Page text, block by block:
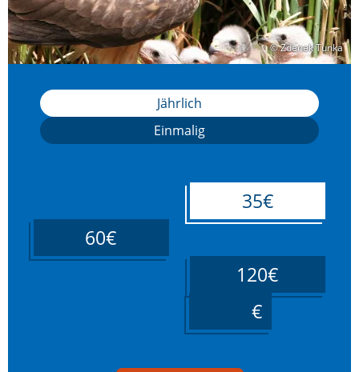
© Zdenek Tunka
© Zdenek Tunka
Jährlich
Einmalig
35€
60€
120€